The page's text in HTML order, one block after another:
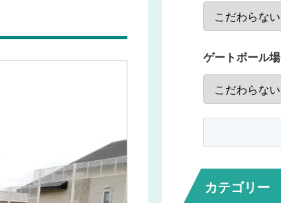
ゲートボール場
カテゴリー